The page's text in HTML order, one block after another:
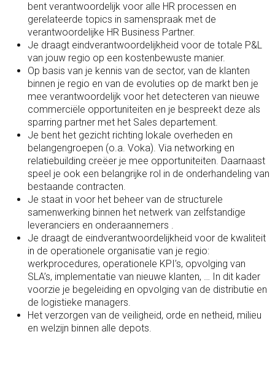
bent verantwoordelijk voor alle HR processen en
gerelateerde topics in samenspraak met de
verantwoordelijke HR Business Partner.
Je draagt eindverantwoordelijkheid voor de totale P&L
van jouw regio op een kostenbewuste manier.
Op basis van je kennis van de sector, van de klanten
binnen je regio en van de evoluties op de markt ben je
mee verantwoordelijk voor het detecteren van nieuwe
commerciële opportuniteiten en je bespreekt deze als
sparring partner met het Sales departement.
Je bent het gezicht richting lokale overheden en
belangengroepen (o.a. Voka). Via networking en
relatiebuilding creëer je mee opportuniteiten. Daarnaast
speel je ook een belangrijke rol in de onderhandeling van
bestaande contracten.
Je staat in voor het beheer van de structurele
samenwerking binnen het netwerk van zelfstandige
leveranciers en onderaannemers .
Je draagt de eindverantwoordelijkheid voor de kwaliteit
in de operationele organisatie van je regio:
werkprocedures, operationele KPI’s, opvolging van
SLA’s, implementatie van nieuwe klanten, … In dit kader
voorzie je begeleiding en opvolging van de distributie en
de logistieke managers.
Het verzorgen van de veiligheid, orde en netheid, milieu
en welzijn binnen alle depots.